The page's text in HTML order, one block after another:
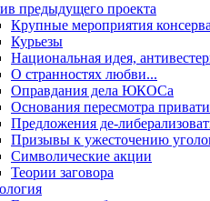
предыдущего проекта
Крупные мероприятия
Курьезы
Национальная идея,
О странностях любви...
Оправдания дела ЮКОСа
Основания пересмотра
Предложения де-
Призывы к ужесточению
Символические акции
Теории заговора